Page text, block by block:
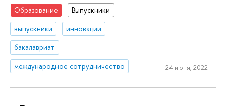
Образование
Выпускники
выпускники
инновации
бакалавриат
международное сотрудничество
24 июня, 2022 г.